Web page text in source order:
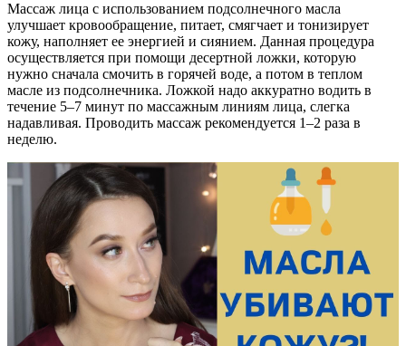
Массаж лица с использованием подсолнечного масла
улучшает кровообращение, питает, смягчает и тонизирует
кожу, наполняет ее энергией и сиянием. Данная процедура
осуществляется при помощи десертной ложки, которую
нужно сначала смочить в горячей воде, а потом в теплом
масле из подсолнечника. Ложкой надо аккуратно водить в
течение 5–7 минут по массажным линиям лица, слегка
надавливая. Проводить массаж рекомендуется 1–2 раза в
неделю.